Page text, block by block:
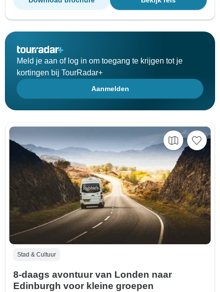
Meld je aan of log in om toegang te krijgen tot je
kortingen bij TourRadar+
Aanmelden
Stad & Cultuur
8-daags avontuur van Londen naar
Edinburgh voor kleine groepen